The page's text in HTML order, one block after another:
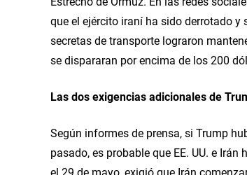
que el ejército iraní ha sido derrotado
secretas de transporte lograron
se dispararan por encima de los 200
Las dos exigencias adicionales de
Según informes de prensa, si Trump
pasado, es probable que EE. UU. e
el 29 de mayo, exigió que Irán